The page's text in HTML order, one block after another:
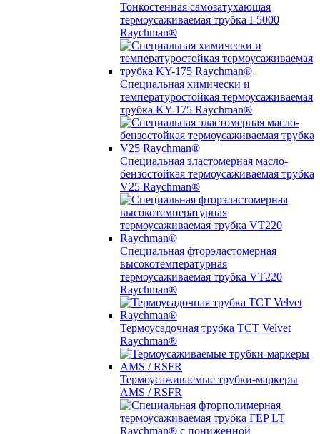
Тонкостенная самозатухающая
термоусаживаемая трубка I-5000
Raychman®
Специальная химически и
температуростойкая термоусаживаемая
трубка KY-175 Raychman®
Специальная эластомерная масло-
бензостойкая термоусаживаемая трубка
V25 Raychman®
Специальная фторэластомерная
высокотемпературная
термоусаживаемая трубка VT220
Raychman®
Термоусадочная трубка TCT Velvet
Raychman®
Термоусаживаемые трубки-маркеры
AMS / RSFR